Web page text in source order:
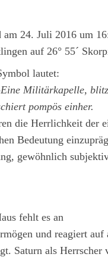
am 24. Juli 2016 um
auf 26° 55´
lautet:
Militärkapelle,
pompös einher.
die Herrlichkeit der
Bedeutung
gewöhnlich
fehlt es an
und reagiert auf
Saturn als Herrscher